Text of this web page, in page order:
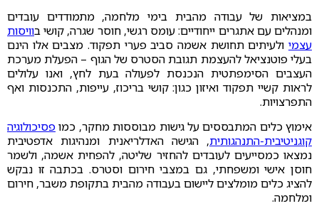
במציאות של עבודה מהבית בימי מלחמה, מתמודדים עובדים
ומנהלים עם אתגרים ייחודיים: עומס רגשי, חוסר שגרה, קושי בוויסות
עצמי ולעיתים תחושת אשמה סביב פערי תפקוד. מצבים אלו הינם
בעלי פוטנציאל להעצמת תגובת הסטרס של הגוף – הפעלת מערכת
העצבים הסימפתטית הנכנסת לפעולה בעת לחץ, ואנו עלולים
לראות קשיי תפקוד ואיזון כגון: קושי בריכוז, עייפות, התכנסות ואף
התפרצויות.
אימוץ כלים המתבססים על גישות מבוססות מחקר, כמופסיכולוגיה
קוגניטיבית-התנהגותית, הגישה האדלריאנית ומנהיגות אדפטיבית
נמצאו כמסייעים לעובדים להחזיר שליטה, להפחית אשמה, ולשמר
חוסן אישי ומשפחתי, גם במצבי חירום וסטרס. בכתבה זו נבקש
להציג כלים מומלצים ליישום בעבודה מהבית בתקופת משבר, חירום
ומלחמה.